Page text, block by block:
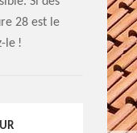
28 est le
le !